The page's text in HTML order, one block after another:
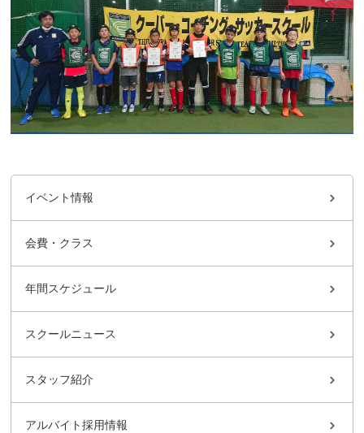
イベント情報
会費・クラス
年間スケジュール
スクールニュース
スタッフ紹介
アルバイト採用情報